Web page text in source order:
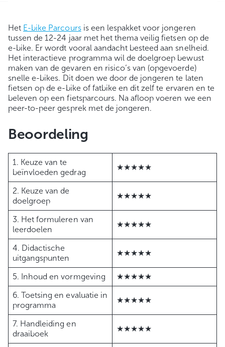
Het E-bike Parcoursis een lespakket voor jongeren
tussen de 12-24 jaar met het thema veilig fietsen op de
e-bike. Er wordt vooral aandacht besteed aan snelheid.
Het interactieve programma wil de doelgroep bewust
maken van de gevaren en risico’s van (opgevoerde)
snelle e-bikes. Dit doen we door de jongeren te laten
fietsen op de e-bike of fatbike en dit zelf te ervaren en te
beleven op een fietsparcours. Na afloop voeren we een
peer-to-peer gesprek met de jongeren.
Beoordeling
1. Keuze van te
beïnvloeden gedrag
★★★★★
2. Keuze van de
doelgroep
★★★★★
3. Het formuleren van
leerdoelen
★★★★★
4. Didactische
uitgangspunten
★★★★★
5. Inhoud en vormgeving
★★★★★
6. Toetsing en evaluatie in
programma
★★★★★
7. Handleiding en
draaiboek
★★★★★